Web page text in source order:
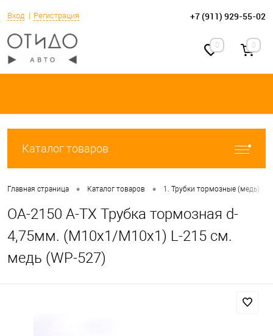
Вход Регистрация +7 (911) 929-55-02
0 0
Каталог товаров
Главная страница • Каталог товаров • 1. Трубки тормозные (медь)
OA-2150 A-TX Трубка тормозная d-
4,75мм. (М10х1/М10х1) L-215 см.
медь (WP-527)